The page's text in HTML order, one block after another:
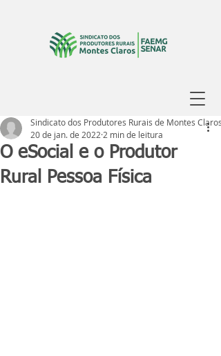
O eSocial e o Produtor
Rural Pessoa Física
Sindicato dos Produtores Rurais de Montes Claros
20 de jan. de 2022 2 min de leitura